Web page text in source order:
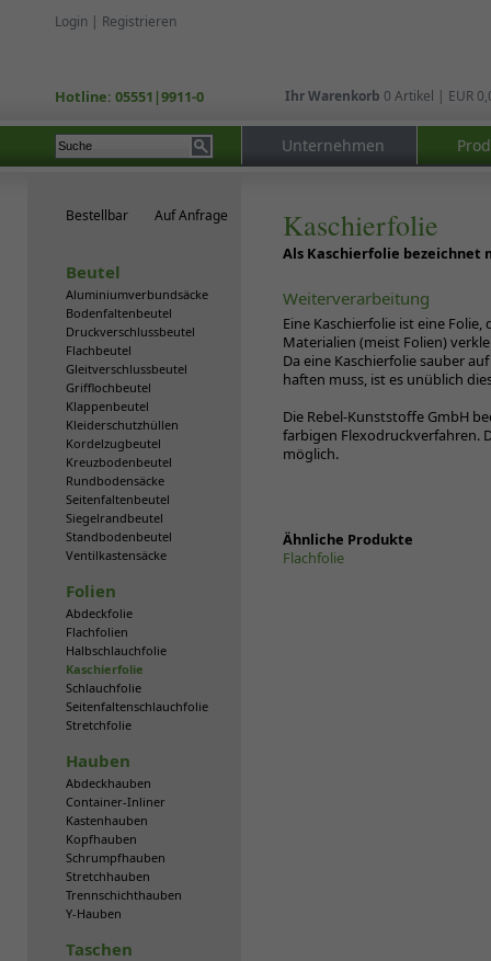
Login | Registrieren
Ihr Warenkorb 0 Artikel | EUR
Hotline: 05551|9911-0
Unternehmen
Bestellbar Auf Anfrage
Beutel
Aluminiumverbundsäcke
Bodenfaltenbeutel
Druckverschlussbeutel
Flachbeutel
Gleitverschlussbeutel
Grifflochbeutel
Klappenbeutel
Kleiderschutzhüllen
Kordelzugbeutel
Kreuzbodenbeutel
Rundbodensäcke
Seitenfaltenbeutel
Siegelrandbeutel
Standbodenbeutel
Ventilkastensäcke
Folien
Abdeckfolie
Flachfolien
Halbschlauchfolie
Kaschierfolie
Schlauchfolie
Seitenfaltenschlauchfolie
Stretchfolie
Hauben
Abdeckhauben
Container-Inliner
Kastenhauben
Kopfhauben
Schrumpfhauben
Stretchhauben
Trennschichthauben
Y-Hauben
Taschen
Kaschierfolie
Als Kaschierfolie
Weiterverarbeitung
Eine Kaschierfolie ist eine
Materialien (meist Folien)
Da eine Kaschierfolie sauber
haften muss, ist es unüblich
Die Rebel-Kunststoffe GmbH
farbigen Flexodruckverfahren.
möglich.
Ähnliche Produkte
Flachfolie